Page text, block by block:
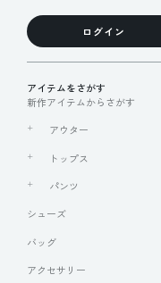
ログイン
アイテムをさがす
新作アイテムからさがす
アウター
トップス
パンツ
シューズ
バッグ
アクセサリー